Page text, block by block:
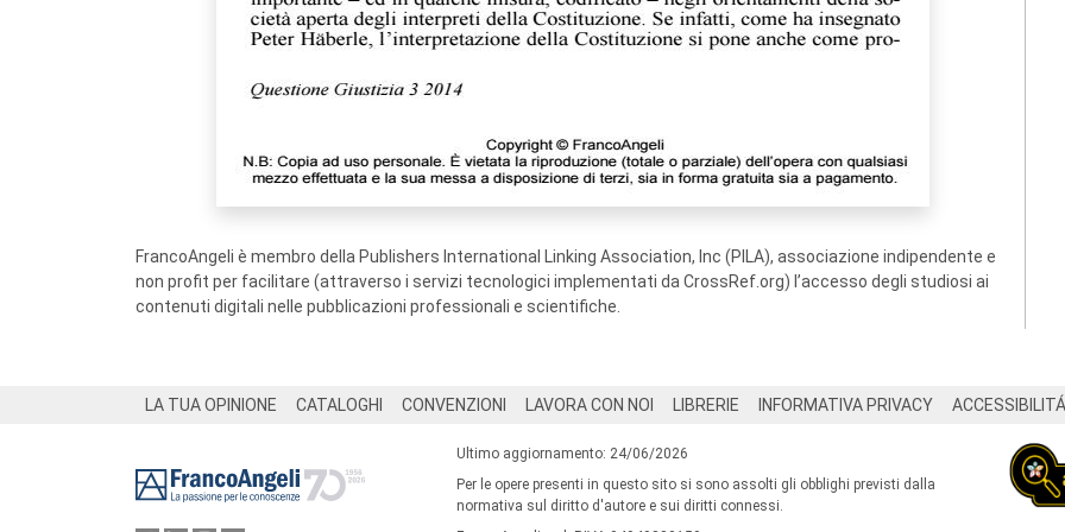
FrancoAngeli è membro della Publishers International Linking Association, Inc (PILA), associazione indipendente e
non profit per facilitare (attraverso i servizi tecnologici implementati da CrossRef.org) l’accesso degli studiosi ai
contenuti digitali nelle pubblicazioni professionali e scientifiche.
LA TUA OPINIONE CATALOGHI CONVENZIONI LAVORA CON NOI LIBRERIE INFORMATIVA PRIVACY ACCESSIBILITÁ
Ultimo aggiornamento: 24/06/2026
Per le opere presenti in questo sito si sono assolti gli obblighi previsti dalla
normativa sul diritto d'autore e sui diritti connessi.